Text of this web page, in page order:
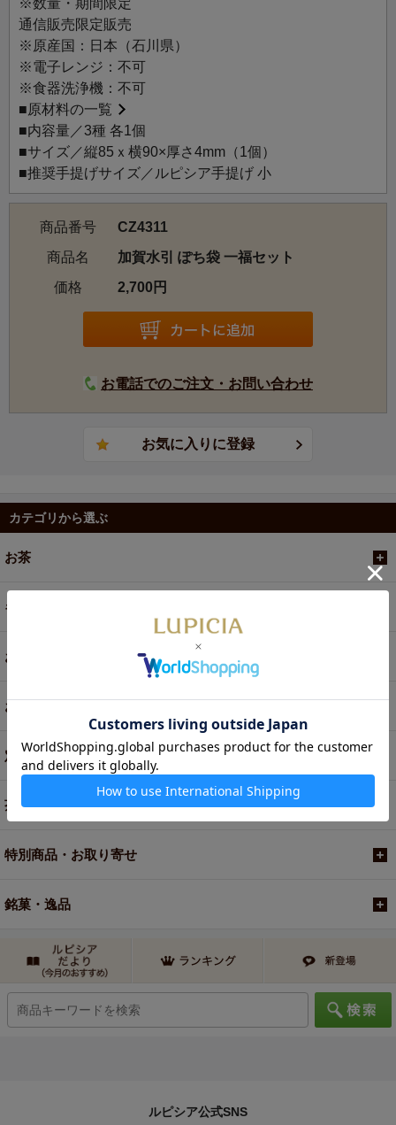
す。この技法は水引の表現を芸術の域にまで高め、皇室献
上など数々の栄誉を受けたことで伝統工芸として確立し、
現在も「津田水引折型」として5代まで継承され、国内外に
広く伝わっています。
ルピシアデザイナーオリジナルデザインの茶の葉やお茶道
具のモチーフが、一本の細い水引から表現されているとは
思えない立体感で繊細に表現されています。小銭はもちろ
ん、お札は二つ折りの状態で中に入れることができます。
・急須
・茶筅
・茶の葉
※数量・期間限定
通信販売限定販売
※原産国：日本（石川県）
※電子レンジ：不可
※食器洗浄機：不可
■原材料の一覧
■内容量／3種 各1個
■サイズ／縦85ｘ横90×厚さ4mm（1個）
■推奨手提げサイズ／ルピシア手提げ 小
商品番号
CZ4311
商品名
加賀水引 ぽち袋 一福セット
価格
2,700円
お電話でのご注文・お問い合わせ
カテゴリから選ぶ
お茶
ギフト
お菓子・食品・飲料
お買い得商品
定期便
茶器・オリジナルグッズ
特別商品・お取り寄せ
銘菓・逸品
ルピシア公式SNS